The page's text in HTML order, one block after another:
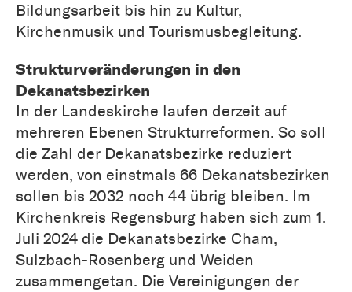
Bildungsarbeit bis hin zu Kultur,
Kirchenmusik und Tourismusbegleitung.
Strukturveränderungen in den
Dekanatsbezirken
In der Landeskirche laufen derzeit auf
mehreren Ebenen Strukturreformen. So soll
die Zahl der Dekanatsbezirke reduziert
werden, von einstmals 66 Dekanatsbezirken
sollen bis 2032 noch 44 übrig bleiben. Im
Kirchenkreis Regensburg haben sich zum 1.
Juli 2024 die Dekanatsbezirke Cham,
Sulzbach-Rosenberg und Weiden
zusammengetan. Die Vereinigungen der